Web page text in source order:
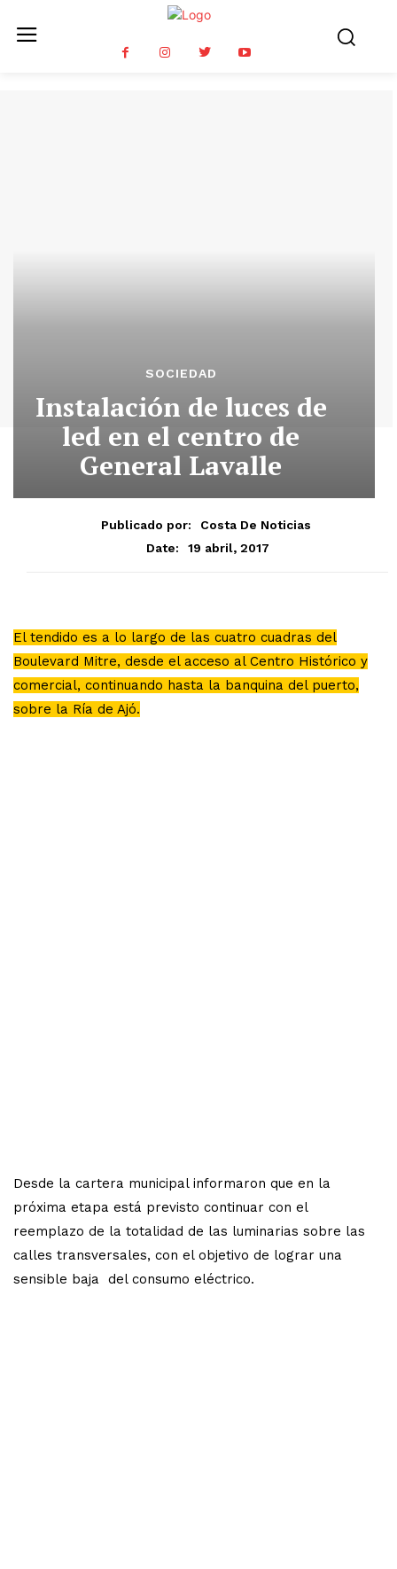
SOCIEDAD
Instalación de luces de
led en el centro de
General Lavalle
Publicado por:
Costa De Noticias
Date:
19 abril, 2017
El tendido es a lo largo de las cuatro cuadras del
Boulevard Mitre, desde el acceso al Centro Histórico y
comercial, continuando hasta la banquina del puerto,
sobre la Ría de Ajó.
Desde la cartera municipal informaron que en la
próxima etapa está previsto continuar con el
reemplazo de la totalidad de las luminarias sobre las
calles transversales, con el objetivo de lograr una
sensible baja del consumo eléctrico.